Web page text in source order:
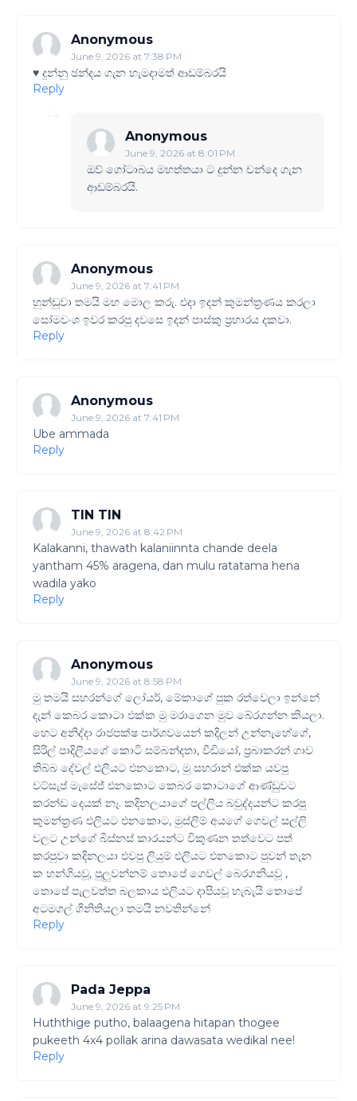
Anonymous
June 9, 2026 at 7:38 PM
♥️ දුන්නු ඡන්දය ගැන හැමදාමත් ආඩම්බරයි
Reply
Anonymous
June 9, 2026 at 8:01 PM
ඔව් ගෝටාබය මහත්තයා ට දුන්න චන්දෙ ගැන
ආඩම්බරයි.
Anonymous
June 9, 2026 at 7:41 PM
හුන්ඩුවා තමයි මහ මොල කරු. එදා ඉදන් කුමන්ත්‍රණය කරලා
සෝමවංශ ඉවර කරපු දවසෙ ඉදන් පාස්කු ප්‍රහාරය දකවා.
Reply
Anonymous
June 9, 2026 at 7:41 PM
Ube ammada
Reply
TIN TIN
June 9, 2026 at 8:42 PM
Kalakanni, thawath kalaniinnta chande deela
yantham 45% aragena, dan mulu ratatama hena
wadila yako
Reply
Anonymous
June 9, 2026 at 8:58 PM
මු තමයි සහරන්ගේ ලෝයර්, මේකාගේ පුක රත්වෙලා ඉන්නේ
දැන් කෙබර කොටා එක්ක මු මරාගෙන මුව බේරගන්න කියලා.
හෙට අනිද්දා රාජපක්ෂ පාර්ශවයෙන් කදිලන් උන්නැහේගේ,
සිරිල් පාදිලියගේ කොටි සම්බන්දතා, වීඩියෝ, ප්‍රබාකරන් ගාව
තිබ්බ දේවල් එලියට එනකොට, මු සහරාන් එක්ක යවපු
වට්සැප් මැසේජ් එනකොට කෙබර කොටාගේ ආණ්ඩුවට
කරන්ඩ දෙයක් නෑ. කදිනලයාගේ පල්ලිය බවුද්දයන්ට කරපු
කුමන්ත්‍රණ එලියට එනකොට, මුස්ලිම් අයගේ ගෙවල් සල්ලි
වලට උන්ගේ බිස්නස් කාරයන්ට විකුණන තත්වෙට පත්
කරපුවා කදිනලයා එවපු ලියුම් එලියට එනකොට පුවන් තැන
ක හන්ගියවූ, පුලුවන්නම් තොපේ ගෙවල් බෙරගනියවූ ,
තොපේ පැලවත්ත බලකාය එලියට දාපියවූ හැබැයි තොපේ
අටමගල් ගිනිතියලා තමයි නවතින්නේ
Reply
Pada Jeppa
June 9, 2026 at 9:25 PM
Huththige putho, balaagena hitapan thogee
pukeeth 4x4 pollak arina dawasata wedikal nee!
Reply